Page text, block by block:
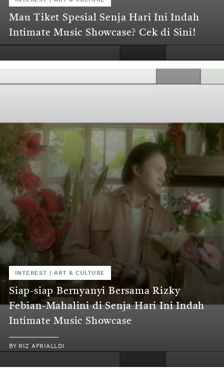
Mau Tiket Spesial Senja Hari Ini Indah
Intimate Music Showcase? Cek di Sini!
INTEREST |ART & CULTURE
Siap-siap Bernyanyi Bersama Rizky
Febian-Mahalini di Senja Hari Ini Indah
Intimate Music Showcase
BY RIZ AFRIALLDI